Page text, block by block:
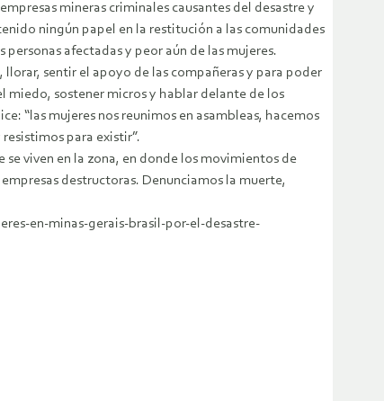
mineras criminales causantes del desastre y
ningún papel en la restitución a las comunidades
afectadas y peor aún de las mujeres.
sentir el apoyo de las compañeras y para poder
miedo, sostener micros y hablar delante de los
“las mujeres nos reunimos en asambleas, hacemos
para existir”.
viven en la zona, en donde los movimientos de
destructoras. Denunciamos la muerte,
en-minas-gerais-brasil-por-el-desastre-